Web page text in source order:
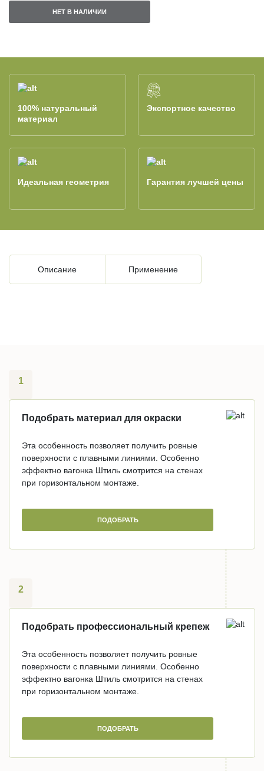
НЕТ В НАЛИЧИИ
100% натуральный
материал
Экспортное качество
Идеальная геометрия Гарантия лучшей цены
Описание Применение
1
Подобрать материал для окраски
Эта особенность позволяет получить ровные
поверхности с плавными линиями. Особенно
эффектно вагонка Штиль смотрится на стенах
при горизонтальном монтаже.
ПОДОБРАТЬ
2
Подобрать профессиональный крепеж
Эта особенность позволяет получить ровные
поверхности с плавными линиями. Особенно
эффектно вагонка Штиль смотрится на стенах
при горизонтальном монтаже.
ПОДОБРАТЬ